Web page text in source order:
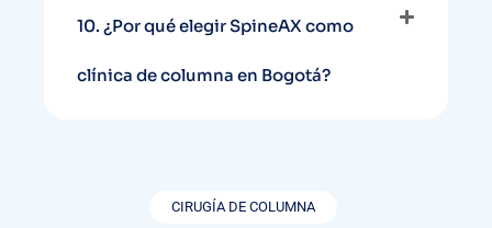
10. ¿Por qué elegir SpineAX como
clínica de columna en Bogotá?
CIRUGÍA DE COLUMNA